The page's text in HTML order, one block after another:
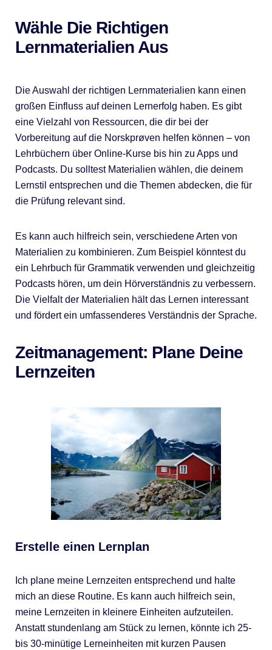
Wähle Die Richtigen
Lernmaterialien Aus
Die Auswahl der richtigen Lernmaterialien kann einen
großen Einfluss auf deinen Lernerfolg haben. Es gibt
eine Vielzahl von Ressourcen, die dir bei der
Vorbereitung auf die Norskprøven helfen können – von
Lehrbüchern über Online-Kurse bis hin zu Apps und
Podcasts. Du solltest Materialien wählen, die deinem
Lernstil entsprechen und die Themen abdecken, die für
die Prüfung relevant sind.
Es kann auch hilfreich sein, verschiedene Arten von
Materialien zu kombinieren. Zum Beispiel könntest du
ein Lehrbuch für Grammatik verwenden und gleichzeitig
Podcasts hören, um dein Hörverständnis zu verbessern.
Die Vielfalt der Materialien hält das Lernen interessant
und fördert ein umfassenderes Verständnis der Sprache.
Zeitmanagement: Plane Deine
Lernzeiten
Erstelle einen Lernplan
Ich plane meine Lernzeiten entsprechend und halte
mich an diese Routine. Es kann auch hilfreich sein,
meine Lernzeiten in kleinere Einheiten aufzuteilen.
Anstatt stundenlang am Stück zu lernen, könnte ich 25-
bis 30-minütige Lerneinheiten mit kurzen Pausen